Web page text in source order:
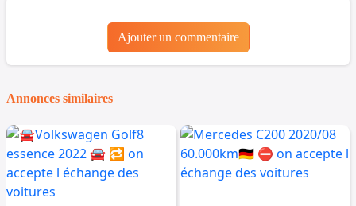
Ajouter un commentaire
Annonces similaires